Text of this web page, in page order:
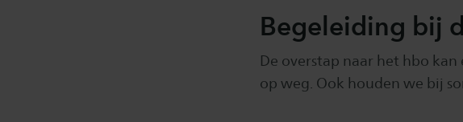
Begeleiding bij
De overstap naar het hbo
op weg. Ook houden we bij